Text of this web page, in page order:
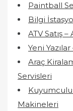
Paintball
Bilgi
ATV Satış –
Yeni Yazılar
Araç
Servisleri
Makineleri